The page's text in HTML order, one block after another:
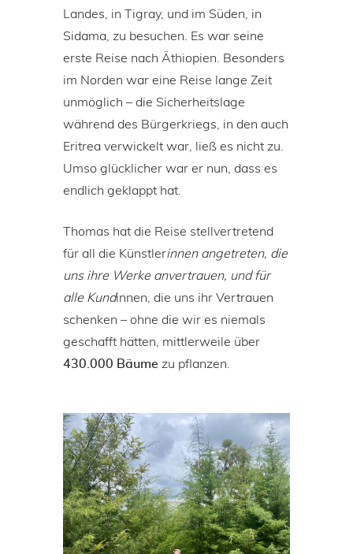
Landes, in Tigray, und im Süden, in
Sidama, zu besuchen. Es war seine
erste Reise nach Äthiopien. Besonders
im Norden war eine Reise lange Zeit
unmöglich – die Sicherheitslage
während des Bürgerkriegs, in den auch
Eritrea verwickelt war, ließ es nicht zu.
Umso glücklicher war er nun, dass es
endlich geklappt hat.
Thomas hat die Reise stellvertretend
für all die Künstlerinnen angetreten, die
uns ihre Werke anvertrauen, und für
alle Kundinnen, die uns ihr Vertrauen
schenken – ohne die wir es niemals
geschafft hätten, mittlerweile über
430.000 Bäume zu pflanzen.